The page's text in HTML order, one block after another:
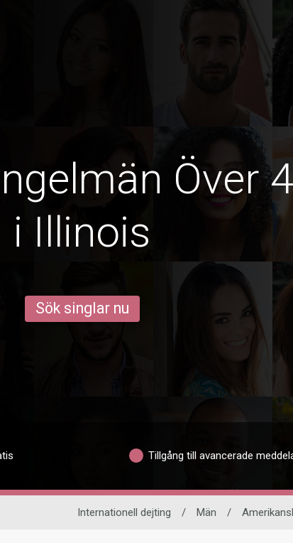
Över
i Illinois
Sök singlar nu
Tillgång till avancerade
Internationell dejting / Män /